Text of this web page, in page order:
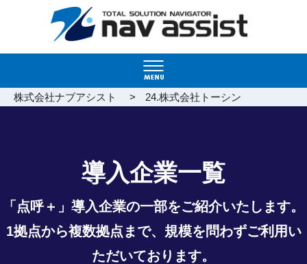
株式会社ナブアシスト > 24.株式会社トーシン
導入企業一覧
「点呼＋」導入企業の一部をご紹介いたします。
1拠点から複数拠点まで、規模を問わずご利用い
ただいております。